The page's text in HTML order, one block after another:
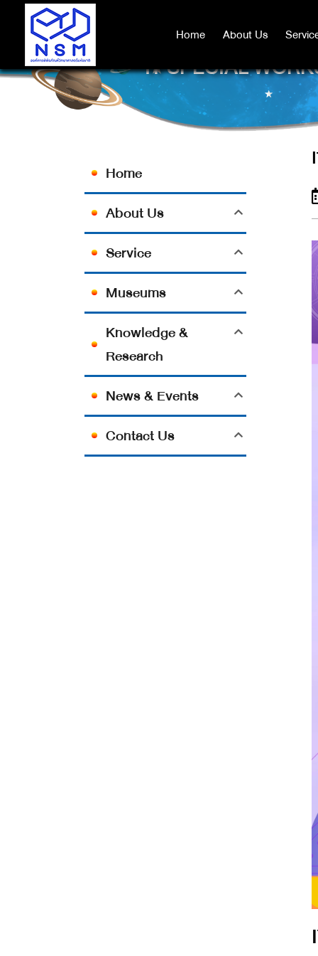
Home About Us Service
Home About Us
IT SPECIAL
Home
About Us
Service
Museums
Knowledge &
Research
News & Events
Contact Us